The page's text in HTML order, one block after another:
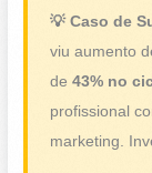
💡 Caso de
viu aumento
de43% no
profissional
marketing.